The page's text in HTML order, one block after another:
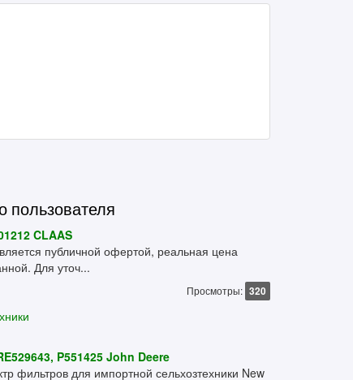
пользователя
CLAAS
публичной офертой, реальная цена
Для уточ...
Просмотры: 320
P551425 John Deere
фильтров для импортной сельхозтехники New